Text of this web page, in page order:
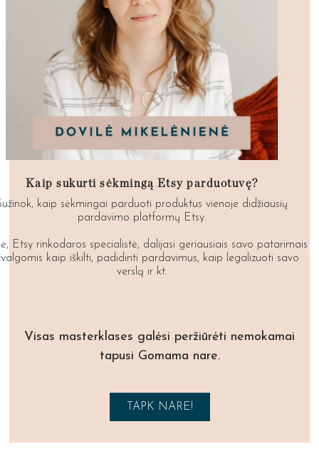
Kaip sukurti sėkmingą Etsy parduotuvę?
kaip sėkmingai parduoti produktus vienoje didžiausių
pardavimo platformų Etsy.
Etsy rinkodaros specialistė, dalijasi geriausiais savo patarimais
kaip iškilti, padidinti pardavimus, kaip legalizuoti savo
verslą ir kt.
Visas masterklases galėsi peržiūrėti nemokamai
tapusi Gomama nare.
TAPK NARE!